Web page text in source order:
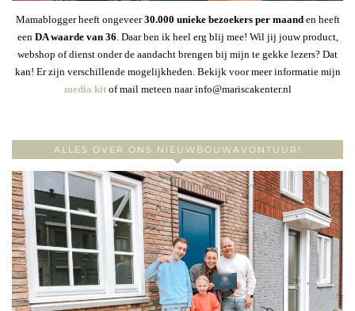
Mamablogger heeft ongeveer30.000 unieke bezoekers per maanden heeft
een DA waarde van 36. Daar ben ik heel erg blij mee! Wil jij jouw product,
webshop of dienst onder de aandacht brengen bij mijn te gekke lezers? Dat
kan! Er zijn verschillende mogelijkheden. Bekijk voor meer informatie mijn
media kitof mail meteen naar info@mariscakenter.nl
ALLES OVER ONS NIEUWBOUWAVONTUUR!